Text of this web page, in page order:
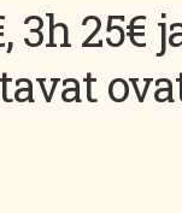
3h 25€